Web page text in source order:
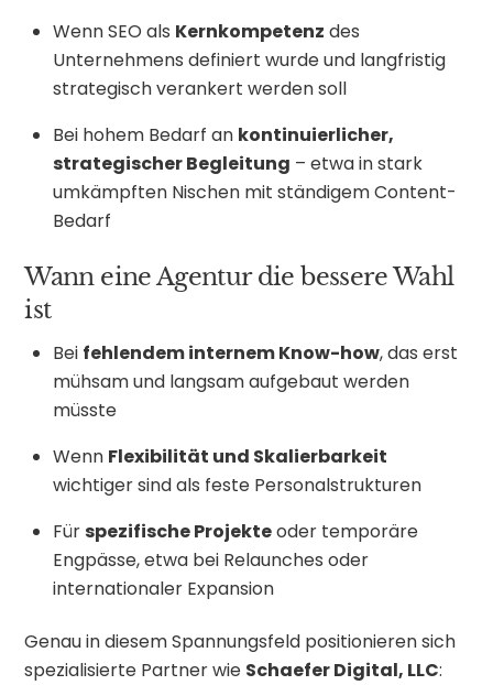
Wenn SEO als Kernkompetenz des
Unternehmens definiert wurde und langfristig
strategisch verankert werden soll
Bei hohem Bedarf an kontinuierlicher,
strategischer Begleitung – etwa in stark
umkämpften Nischen mit ständigem Content-
Bedarf
Wann eine Agentur die bessere Wahl
ist
Bei fehlendem internem Know-how, das erst
mühsam und langsam aufgebaut werden
müsste
Wenn Flexibilität und Skalierbarkeit
wichtiger sind als feste Personalstrukturen
Für spezifische Projekteoder temporäre
Engpässe, etwa bei Relaunches oder
internationaler Expansion
Genau in diesem Spannungsfeld positionieren sich
spezialisierte Partner wie Schaefer Digital, LLC: